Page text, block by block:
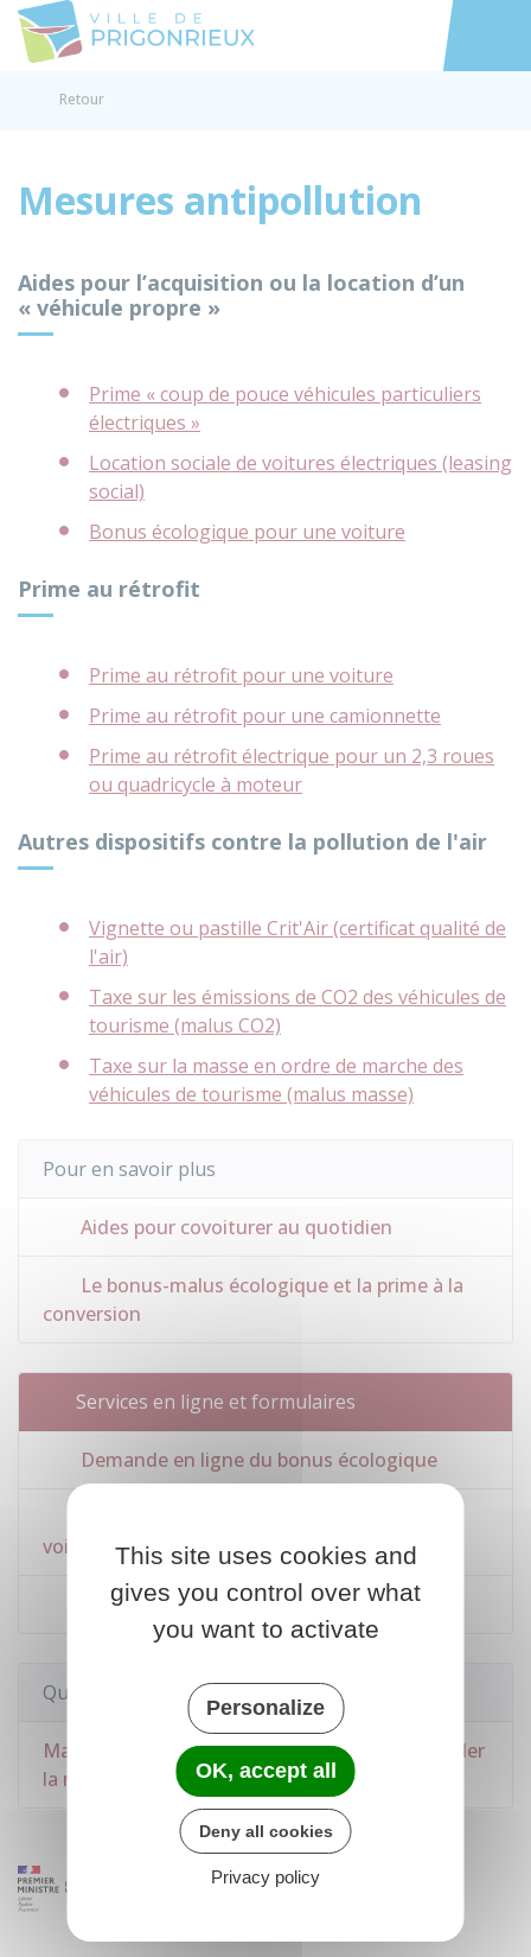
Accéder
Retour
Mesures antipollution
Aides pour l’acquisition ou la location d’un
« véhicule propre »
Prime « coup de pouce véhicules particuliers
électriques »
Location sociale de voitures électriques (leasing
social)
Bonus écologique pour une voiture
Prime au rétrofit
Prime au rétrofit pour une voiture
Prime au rétrofit pour une camionnette
Prime au rétrofit électrique pour un 2,3 roues
ou quadricycle à moteur
Autres dispositifs contre la pollution de l'air
Vignette ou pastille Crit'Air (certificat qualité de
l'air)
Taxe sur les émissions de CO2 des véhicules de
tourisme (malus CO2)
Taxe sur la masse en ordre de marche des
véhicules de tourisme (malus masse)
Pour en savoir plus
Aides pour covoiturer au quotidien
Le bonus-malus écologique et la prime à la
conversion
Services en ligne et formulaires
Demande en ligne du bonus écologique
voiture neuve
Rechercher une station essence
Questions ? Réponses !
Malus CO2 et malus masse : comment demander
la réduction pour famille nombreuse ?
This site uses cookies and
gives you control over what
you want to activate
Personalize
OK, accept all
Deny all cookies
Privacy policy